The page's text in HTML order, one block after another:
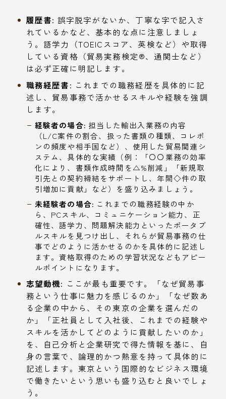
履歴書: 誤字脱字がないか、丁寧な字で記入さ
れているかなど、基本的な点に注意しましょ
う。語学力（TOEICスコア、英検など）や取得
している資格（貿易実務検定®、通関士など）
は必ず正確に明記します。
職務経歴書: これまでの職務経歴を具体的に記
述し、貿易事務で活かせるスキルや経験を強調
します。
経験者の場合: 担当した輸出入業務の内容
（L/C案件の割合、扱った書類の種類、コレポ
ンの頻度や相手国など）、使用した貿易関連シ
ステム、具体的な実績（例：「〇〇業務の効率
化により、書類作成時間を△%削減」「新規取
引先との契約締結をサポートし、年間◇件の取
引増加に貢献」など）を盛り込みましょう。
未経験者の場合: これまでの職務経験の中か
ら、PCスキル、コミュニケーション能力、正
確性、語学力、問題解決能力といったポータブ
ルスキルを見つけ出し、それらが貿易事務の仕
事でどのように活かせるのかを具体的に記述し
ます。資格取得のための学習状況などもアピー
ルポイントになります。
志望動機: ここが最も重要です。「なぜ貿易事
務という仕事に魅力を感じるのか」「なぜ数あ
る企業の中から、その東京の企業を選んだの
か」「正社員として入社後、これまでの経験や
スキルを活かしてどのように貢献したいのか」
を、自己分析と企業研究で得た情報を基に、自
身の言葉で、論理的かつ熱意を持って具体的に
記述します。東京という国際的なビジネス環境
で働きたいという思いも盛り込むと良いでしょ
う。